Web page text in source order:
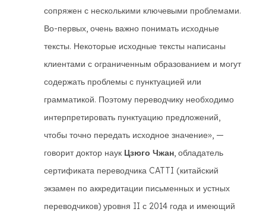
сопряжен с несколькими ключевыми проблемами.
Во-первых, очень важно понимать исходные
тексты. Некоторые исходные тексты написаны
клиентами с ограниченным образованием и могут
содержать проблемы с пунктуацией или
грамматикой. Поэтому переводчику необходимо
интерпретировать пунктуацию предложений,
чтобы точно передать исходное значение», —
говорит доктор наук Цзюго Чжан, обладатель
сертификата переводчика CATTI (китайский
экзамен по аккредитации письменных и устных
переводчиков) уровня II с 2014 года и имеющий